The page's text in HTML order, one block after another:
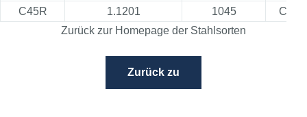
C45R
1.1201 1045
Zurück zur Homepage der Stahlsorten
Zurück zu